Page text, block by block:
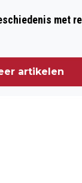
met
artikelen